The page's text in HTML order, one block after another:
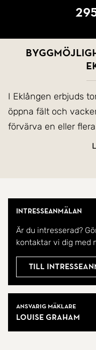
I Eklången erbjuds
öppna fält och
förvärva en eller
drömhus i rofylld
Kostnader för bl.a.
Ca 10 min med bil
skola årkurs F-6,
m.m. Ca 10 min
badplats och ca 1
Stockholm. Fiber
Välkommen hem!
Intresseanmälan
Är du intresserad?
kontaktar vi dig med
Till
Ansvarig mäklare
Louise Graham